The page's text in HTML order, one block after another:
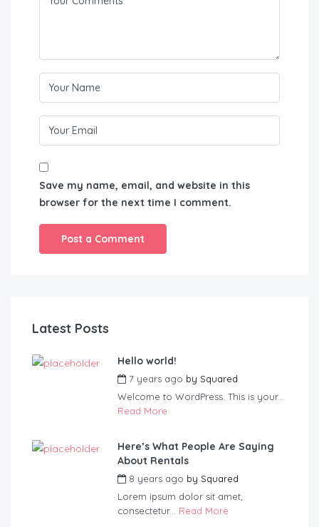
Save my name, email, and website in this
browser for the next time I comment.
Latest Posts
Hello world!
7 years ago by Squared
Welcome to WordPress. This is your...
Read More
Here’s What People Are Saying
About Rentals
8 years ago by Squared
Lorem ipsum dolor sit amet,
consectetur... Read More